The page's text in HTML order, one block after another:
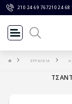
210 24 69 767210 24 68
ΕΡΓΑΛΕΙΑ